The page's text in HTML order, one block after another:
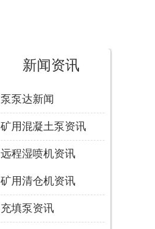
新闻资讯
泵泵达新闻
矿用混凝土泵资讯
远程湿喷机资讯
矿用清仓机资讯
充填泵资讯